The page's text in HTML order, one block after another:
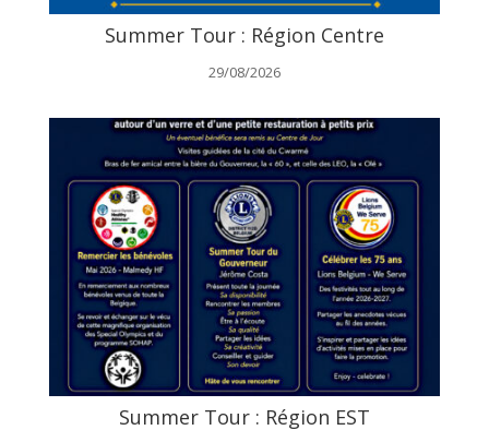
Summer Tour : Région Centre
29/08/2026
Summer Tour : Région EST